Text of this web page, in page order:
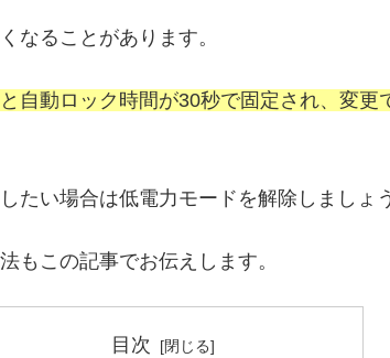
なることがあります。
自動ロック時間が30秒で固定され、変更
たい場合は低電力モードを解除しましょう
もこの記事でお伝えします。
目次